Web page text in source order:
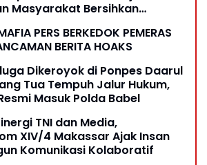
Masyarakat Bersihkan
PERS BERKEDOK PEMERAS
BERITA HOAKS
Dikeroyok di Ponpes Daarul
Tua Tempuh Jalur Hukum,
Masuk Polda Babel
TNI dan Media,
XIV/4 Makassar Ajak Insan
Komunikasi Kolaboratif